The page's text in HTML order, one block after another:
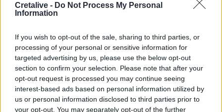
Cretalive - Do Not Process My Personal
Information
If you wish to opt-out of the sale, sharing to third parties, or
processing of your personal or sensitive information for
targeted advertising by us, please use the below opt-out
section to confirm your selection. Please note that after your
opt-out request is processed you may continue seeing
interest-based ads based on personal information utilized by
us or personal information disclosed to third parties prior to
your opt-out. You may separately opt-out of the further
Καιρός: “Πορτοκαλί” συναγερμός στην Κρήτη - Ζέστη και
πολύ υψηλός κίνδυνος πυρκαγιάς!
22:02
Σφοδρή επίθεση κατά Καρυστιανού-Γρατσία από πρώην
στελέχη: «Συνεχής εσωστρέφεια και τραγικά
επικοινωνιακά λάθη»
21:57
Ηράκλειο: "Σε άθλια κατάσταση το μνημείο πεσόντων
Εφέδρων Αξιωματικών στον Καράβολα"